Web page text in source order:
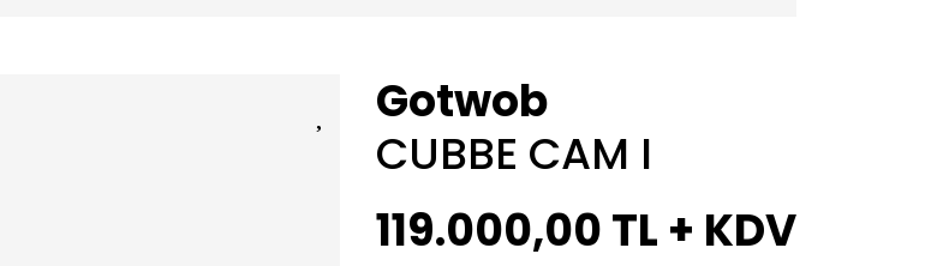
Gotwob
CUBBE CAM I
119.000,00 TL + KDV